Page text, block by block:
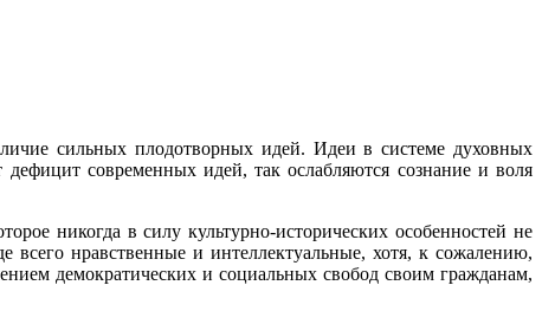
сильных плодотворных идей. Идеи в системе духовных
современных идей, так ослабляются сознание и воля
никогда в силу культурно-исторических особенностей не
всего нравственные и интеллектуальные, хотя, к сожалению,
демократических и социальных свобод своим гражданам,